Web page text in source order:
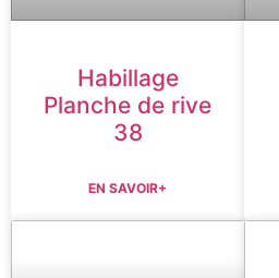
Habillage
Planche de rive
38
EN SAVOIR+